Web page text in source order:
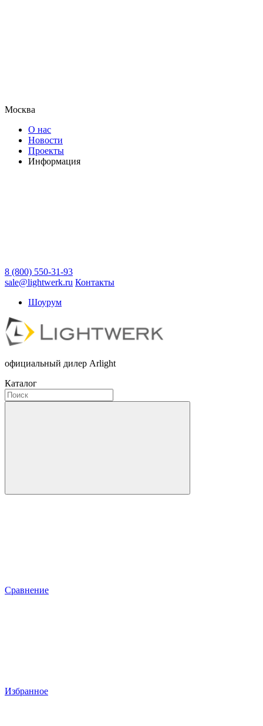
Москва
О нас
Новости
Проекты
Информация
8 (800) 550-31-93
sale@lightwerk.ru Контакты
Шоурум
официальный дилер Arlight
Каталог
Сравнение
Избранное